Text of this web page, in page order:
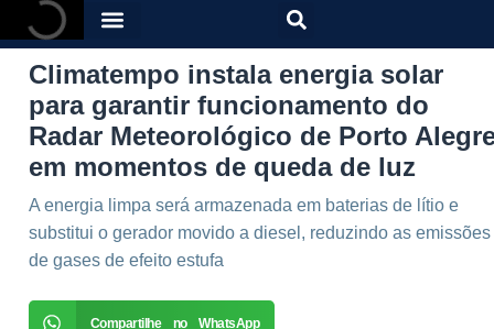
Climatempo instala energia solar
para garantir funcionamento do
Radar Meteorológico de Porto
em momentos de queda de luz
A energia limpa será armazenada em baterias de lítio e
substitui o gerador movido a diesel, reduzindo as emissões
de gases de efeito estufa
Compartilhe no WhatsApp